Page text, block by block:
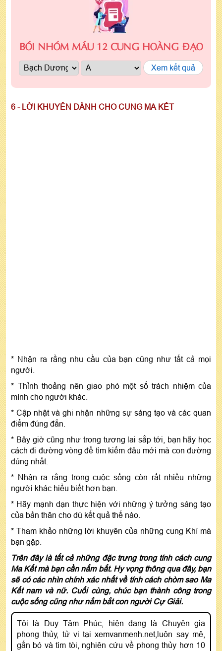
BÓI NHÓM MÁU 12 CUNG HOÀNG ĐẠO
Xem kết quả
6 - LỜI KHUYÊN DÀNH CHO CUNG MA KẾT
* Nhận ra rằng nhu cầu của bạn cũng như tất cả mọi
người.
* Thỉnh thoảng nên giao phó một số trách nhiệm của
mình cho người khác.
* Cập nhật và ghi nhận những sự sáng tạo và các quan
điểm đúng đắn.
* Bây giờ cũng như trong tương lai sắp tới, bạn hãy học
cách đi đường vòng để tìm kiếm đâu mới mà con đường
đúng nhất.
* Nhận ra rằng trong cuộc sống còn rất nhiều những
người khác hiểu biết hơn bạn.
* Hãy mạnh dạn thực hiện với những ý tưởng sáng tạo
của bản thân cho dù kết quả thế nào.
* Tham khảo những lời khuyên của những cung Khí mà
bạn gặp.
Trên đây là tất cả những đặc trưng trong tính cách cung
Ma Kết mà bạn cần nắm bắt. Hy vọng thông qua đây, bạn
sẽ có các nhìn chính xác nhất về tính cách chòm sao Ma
Kết nam và nữ. Cuối cùng, chúc bạn thành công trong
cuộc sống cũng như nắm bắt con người Cự Giải.
Tôi là Duy Tâm Phúc, hiện đang là Chuyên gia
phong thủy, tử vi tại xemvanmenh.net,luôn say mê,
gắn bó và tìm tòi, nghiên cứu về phong thủy hơn 10